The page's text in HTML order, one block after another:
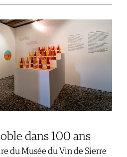
dans 100 ans
du Musée du Vin de Sierre